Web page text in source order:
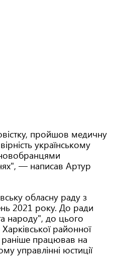
пройшов медичну
українському
— написав Артур
обласну раду з
2021 року. До ради
народу", до цього
районної
раніше працював на
управлінні юстиції